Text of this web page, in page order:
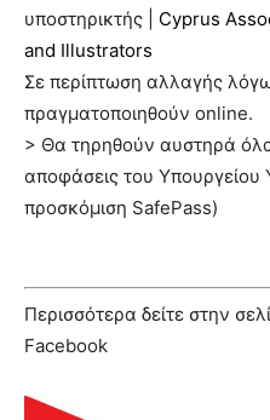
υποστηρικτής | Cyprus
and Illustrators
Σε περίπτωση αλλαγής
πραγματοποιηθούν online.
> Θα τηρηθούν αυστηρά
αποφάσεις του Υπουργείου
προσκόμιση SafePass)
Περισσότερα δείτε στην
Facebook